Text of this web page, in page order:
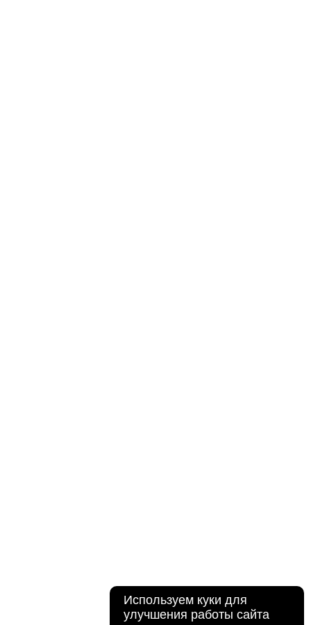
Используем куки для
улучшения работы сайта